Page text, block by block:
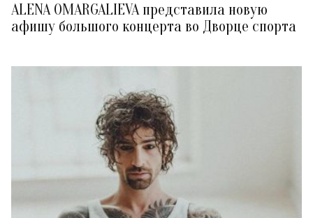
ALENA OMARGALIEVA представила новую
афишу большого концерта во Дворце спорта